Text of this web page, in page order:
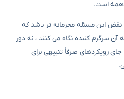
همه است.
نقض این مسئله محرمانه تر باشد که
سرگرم کننده نگاه می کنند ، نه دور
جای رویکردهای صرفاً تنبیهی برای